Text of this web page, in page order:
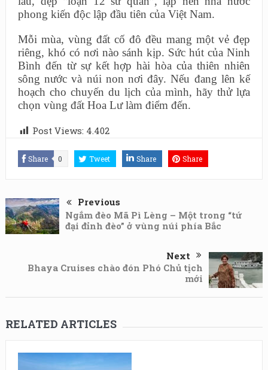
phong kiến độc lập đầu tiên của Việt Nam.
Mỗi mùa, vùng đất cố đô đều mang một vẻ đẹp
riêng, khó có nơi nào sánh kịp. Sức hút của Ninh
Bình đến từ sự kết hợp hài hòa của thiên nhiên
sông nước và núi non nơi đây. Nếu đang lên kế
hoạch cho chuyến du lịch của mình, hãy thử lựa
chọn vùng đất Hoa Lư làm điểm đến.
Post Views: 4.402
Share 0 Tweet Share Share
Previous
Ngắm đèo Mã Pì Lèng – Một trong “tứ
đại đỉnh đèo” ở vùng núi phía Bắc
Next
Bhaya Cruises chào đón Phó Chủ tịch
mới
RELATED ARTICLES